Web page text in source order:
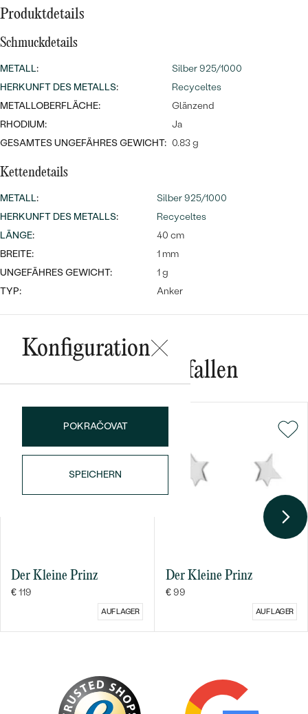
Wave Kollektion
ANSEHEN
SYMBOLISCH
MINIMALISTISCH
NACH ANLASS
NACH DER FARBE
NACH DER FORM
MASSGEFERTIGTER
DIAMANTEN
Meistverkaufte
Ohrrinnge
ANSEHEN
Personalisierte
Halsketten
ANSEHEN
Meistverkaufte
Ringe
ANSEHEN
Produktdetails
Schmuckdetails
METALL:
Silber 925/1000
HERKUNFT DES METALLS:
Recyceltes
METALLOBERFLÄCHE:
Glänzend
RHODIUM:
Ja
GESAMTES UNGEFÄHRES GEWICHT: 0.83 g
Kettendetails
METALL:
Silber 925/1000
HERKUNFT DES METALLS:
Recyceltes
LÄNGE:
40 cm
BREITE:
1 mm
UNGEFÄHRES GEWICHT:
1 g
TYP:
Anker
Konfiguration
POKRAČOVAT
SPEICHERN
Das könnte Ihnen gefallen
Der Kleine Prinz
€ 119
AUF LAGER
Der Kleine Prinz
€ 99
AUF LAGER